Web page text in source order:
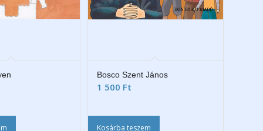
Bosco Szent János
1 500 Ft
Kosárba teszem